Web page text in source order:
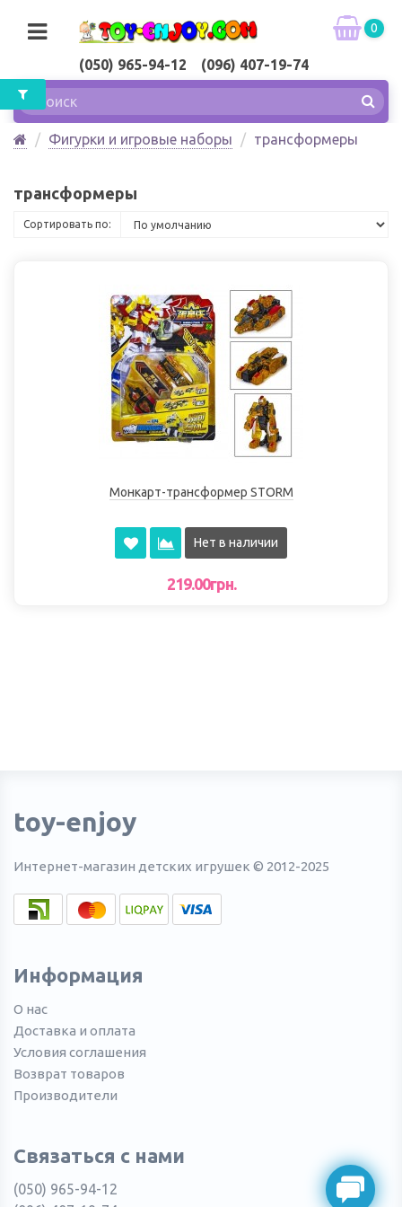
(050) 965-94-12 (096) 407-19-74
0
Фигурки и игровые наборы трансформеры
трансформеры
Сортировать по:
Монкарт-трансформер STORM
Нет в наличии
219.00грн.
toy-enjoy
Интернет-магазин детских игрушек © 2012-2025
Информация
О нас
Доставка и оплата
Условия соглашения
Возврат товаров
Производители
Связаться с нами
(050) 965-94-12